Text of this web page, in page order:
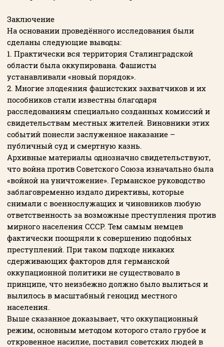
Заключение
На основании проведённого исследования были
сделаны следующие выводы:
1. Практически вся территория Сталинградской
области была оккупирована. Фашисты
устанавливали «новый порядок».
2. Многие злодеяния фашистских захватчиков и их
пособников стали известны благодаря
расследованиям специально созданных комиссий и
свидетельствам местных жителей. Виновники этих
событий понесли заслуженное наказание –
публичный суд и смертную казнь.
Архивные материалы однозначно свидетельствуют,
что война против Советского Союза изначально была
«войной на уничтожение». Германское руководство
заблаговременно издало директивы, которые
снимали с военнослужащих и чиновников любую
ответственность за возможные преступления против
мирного населения СССР. Тем самым немцев
фактически поощряли к совершению подобных
преступлений. При таком подходе никаких
сдерживающих факторов для германской
оккупационной политики не существовало в
принципе, что неизбежно должно было вылиться и
вылилось в масштабный геноцид местного
населения.
Выше сказанное доказывает, что оккупационный
режим, основным методом которого стало грубое и
откровенное насилие, поставил советских людей в